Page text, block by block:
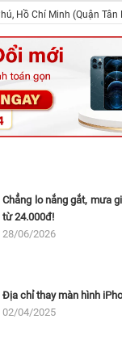
Hồ Chí Minh (Quận Tân
Phú, Hồ Chí Minh (Q.9
Hồ Chí Minh (Bình Thọ,
Hồ Chí Minh (Bình Dương
Vũng Tàu, Hồ Chí Minh
Chẳng lo nắng gắt, mưa
từ 24.000đ!
28/06/2026
Địa chỉ thay màn hình
02/04/2025